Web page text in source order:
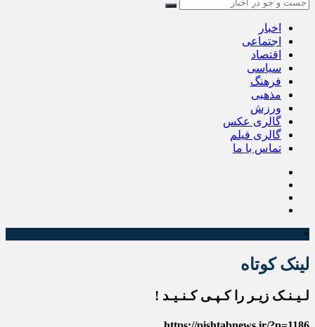
اخبار
اجتماعی
اقتصاد
سیاسی
فرهنگ
مذهبی
ورزش
گالری عکس
گالری فیلم
تماس با ما
×
لینک کوتاه
لـیـنـک زیـر را کـپـی کـنـیـد !